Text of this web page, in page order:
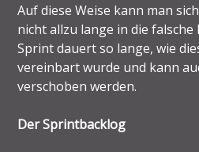
Auf diese Weise kann man
nicht allzu lange in die
Sprint dauert so lange, wie
vereinbart wurde und kann
verschoben werden.
Der Sprintbacklog